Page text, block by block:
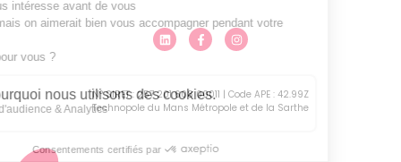
N° SIRET : 257 201 608 00011 | Code APE : 42.99Z
Technopole du Mans Métropole et de la Sarthe